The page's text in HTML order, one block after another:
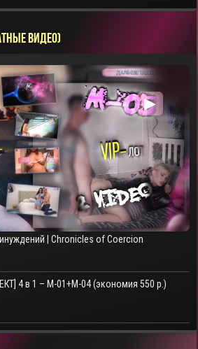
ВИДЕО)
▶
| Chronicles of Coercion
4 в 1 – M-01+M-04 (экономия 550 р.)